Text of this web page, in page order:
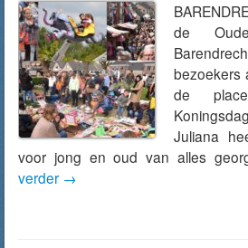
de
bezoekers
de
Juliana
voor jong en oud van alles
verder →